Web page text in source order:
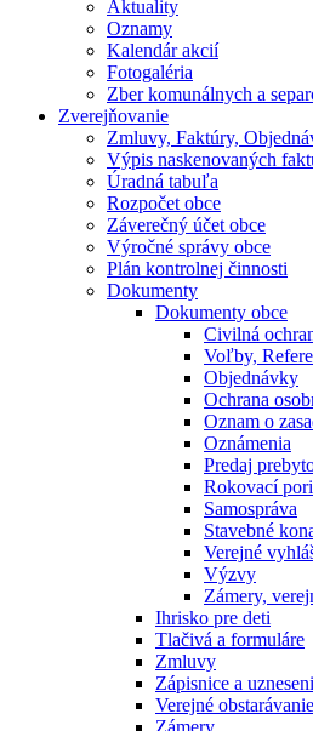
Aktuality
Oznamy
Kalendár akcií
Fotogaléria
Zber komunálnych a
Zverejňovanie
Zmluvy, Faktúry,
Výpis naskenovaných
Úradná tabuľa
Rozpočet obce
Záverečný účet obce
Výročné správy obce
Plán kontrolnej činnosti
Dokumenty
Dokumenty obce
Civilná
Voľby,
Objednávky
Ochrana
Oznam o
Oznámenia
Predaj
Rokovací
Samospráva
Stavebné
Verejné
Výzvy
Zámery,
Ihrisko pre deti
Tlačivá a formuláre
Zmluvy
Zápisnice a
Verejné obstarávanie
Zámery